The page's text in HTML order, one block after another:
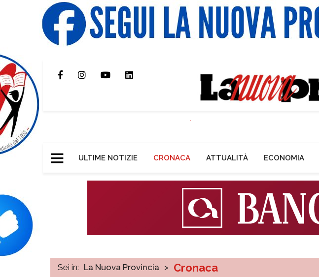
ULTIME NOTIZIE CRONACA ATTUALITÀ ECONOMIA
Sei in: La Nuova Provincia > Cronaca